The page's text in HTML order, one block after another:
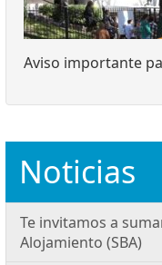
Aviso importante
Noticias
Te invitamos a
Alojamiento (SBA)